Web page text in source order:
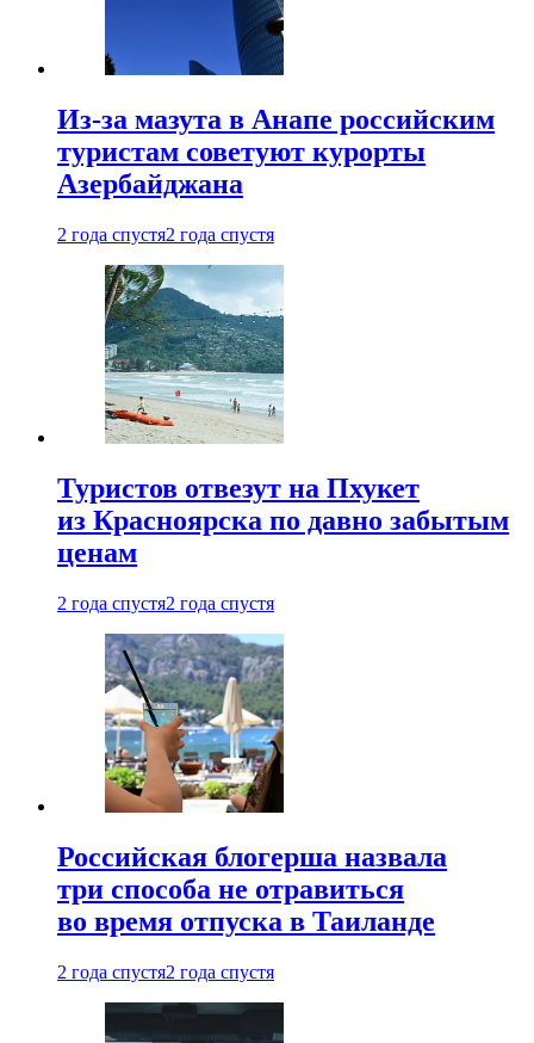
Из-за мазута в Анапе российским
туристам советуют курорты
Азербайджана
2 года спустя2 года спустя
Туристов отвезут на Пхукет
из Красноярска по давно забытым
ценам
2 года спустя2 года спустя
Российская блогерша назвала
три способа не отравиться
во время отпуска в Таиланде
2 года спустя2 года спустя